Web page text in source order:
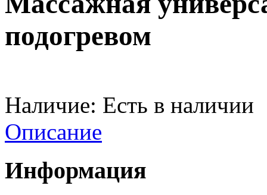
подогревом
Наличие: Есть в наличии
Описание
Информация